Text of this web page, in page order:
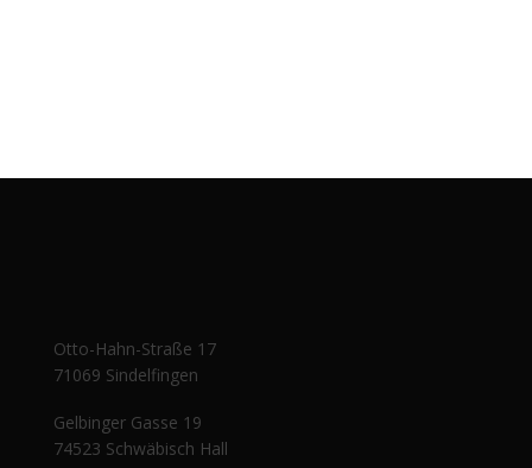
Otto-Hahn-Straße 17
71069 Sindelfingen
Gelbinger Gasse 19
74523 Schwäbisch Hall